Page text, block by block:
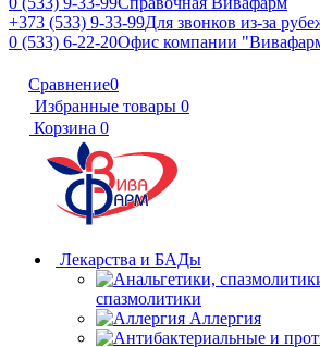
+373 (533) 9-33-99Для звонков из-за
0 (533) 6-22-20Офис компании
Сравнение0
Избранные товары 0
Корзина 0
Лекарства и БАДы
спазмолитики
Аллергия